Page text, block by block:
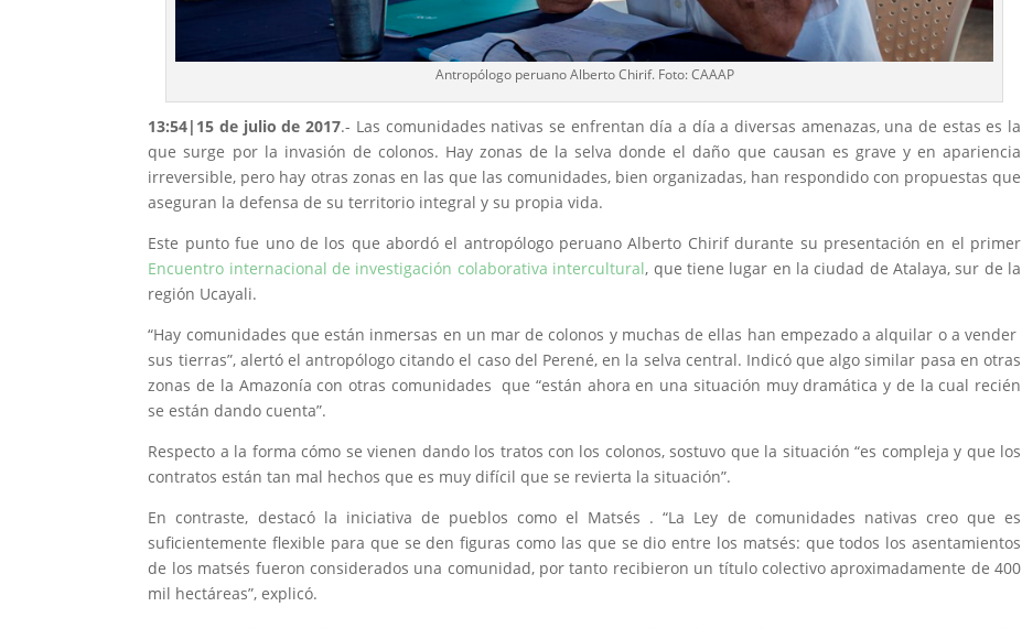
Antropólogo peruano Alberto Chirif. Foto: CAAAP
13:54|15 de julio de 2017.- Las comunidades nativas se enfrentan día a día a diversas amenazas, una de estas es la
que surge por la invasión de colonos. Hay zonas de la selva donde el daño que causan es grave y en apariencia
irreversible, pero hay otras zonas en las que las comunidades, bien organizadas, han respondido con propuestas que
aseguran la defensa de su territorio integral y su propia vida.
Este punto fue uno de los que abordó el antropólogo peruano Alberto Chirif durante su presentación en el primer
Encuentro internacional de investigación colaborativa intercultural, que tiene lugar en la ciudad de Atalaya, sur de la
región Ucayali.
“Hay comunidades que están inmersas en un mar de colonos y muchas de ellas han empezado a alquilar o a vender
sus tierras”, alertó el antropólogo citando el caso del Perené, en la selva central. Indicó que algo similar pasa en otras
zonas de la Amazonía con otras comunidades que “están ahora en una situación muy dramática y de la cual recién
se están dando cuenta”.
Respecto a la forma cómo se vienen dando los tratos con los colonos, sostuvo que la situación “es compleja y que los
contratos están tan mal hechos que es muy difícil que se revierta la situación”.
En contraste, destacó la iniciativa de pueblos como el Matsés . “La Ley de comunidades nativas creo que es
suficientemente flexible para que se den figuras como las que se dio entre los matsés: que todos los asentamientos
de los matsés fueron considerados una comunidad, por tanto recibieron un título colectivo aproximadamente de 400
mil hectáreas”, explicó.